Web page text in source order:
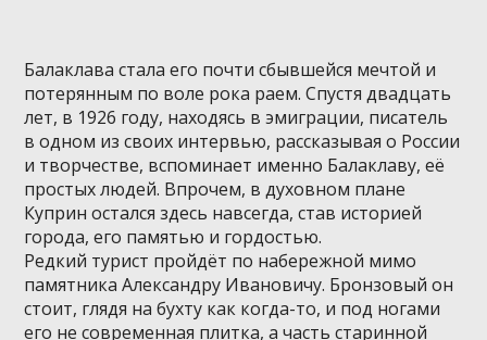
Балаклава стала его почти сбывшейся мечтой и
потерянным по воле рока раем. Спустя двадцать
лет, в 1926 году, находясь в эмиграции, писатель
в одном из своих интервью, рассказывая о России
и творчестве, вспоминает именно Балаклаву, её
простых людей. Впрочем, в духовном плане
Куприн остался здесь навсегда, став историей
города, его памятью и гордостью.
Редкий турист пройдёт по набережной мимо
памятника Александру Ивановичу. Бронзовый он
стоит, глядя на бухту как когда-то, и под ногами
его не современная плитка, а часть старинной